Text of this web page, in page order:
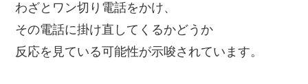
わざとワン切り電話をかけ、
その電話に掛け直してくるかどうか
反応を見ている可能性が示唆されています。